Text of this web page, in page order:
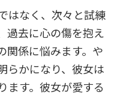
はなく、次々と試練
過去に心の傷を抱え
関係に悩みます。や
らかになり、彼女は
ます。彼女が愛する